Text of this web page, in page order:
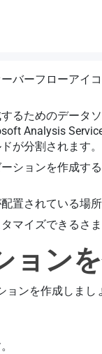
バーフローアイ
るためのデータ
Analysis
が分割されます。
ションを作成す
置されている場所
マイズできるさ
ョン
ンを作成しまし